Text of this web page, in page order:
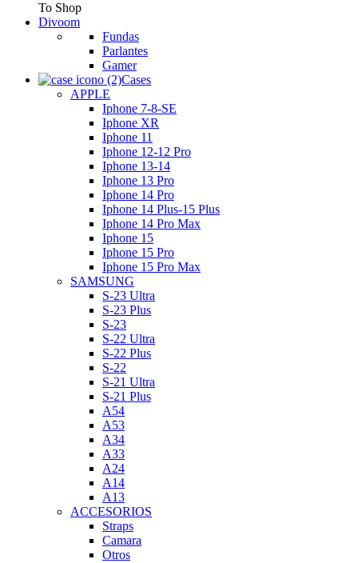
To Shop
Divoom
Fundas
Parlantes
Gamer
Cases
APPLE
Iphone 7-8-SE
Iphone XR
Iphone 11
Iphone 12-12 Pro
Iphone 13-14
Iphone 13 Pro
Iphone 14 Pro
Iphone 14 Plus-15 Plus
Iphone 14 Pro Max
Iphone 15
Iphone 15 Pro
Iphone 15 Pro Max
SAMSUNG
S-23 Ultra
S-23 Plus
S-23
S-22 Ultra
S-22 Plus
S-22
S-21 Ultra
S-21 Plus
A54
A53
A34
A33
A24
A14
A13
ACCESORIOS
Straps
Camara
Otros